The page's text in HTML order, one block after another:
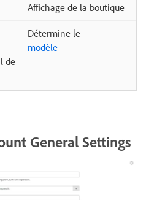
Affichage de la boutique
Détermine le
modèle
de
General Settings